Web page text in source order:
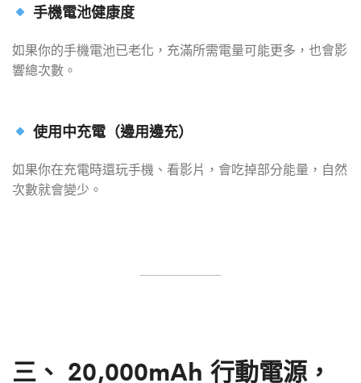
手機電池健康度
如果你的手機電池已老化，充滿所需電量可能更多，也會影
響總次數。
使用中充電（邊用邊充）
如果你在充電時還玩手機、看影片，會吃掉部分能量，自然
次數就會變少。
三、 20,000mAh 行動電源，